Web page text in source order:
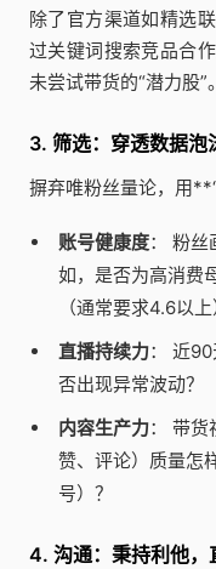
除了官方渠道如精选
过关键词搜索竞品合
未尝试带货的“潜力股”。
3. 筛选：穿透数据泡
摒弃唯粉丝量论，用
账号健康度： 粉丝
如，是否为高消费
（通常要求4.6以上
直播持续力： 近90
否出现异常波动？
内容生产力： 带货
赞、评论）质量怎
号）？
4. 沟通：秉持利他，